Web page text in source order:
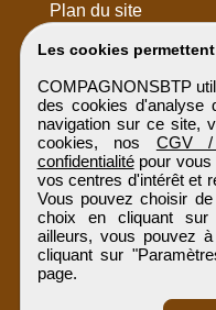
Les cookies
COMPAGNONSBTP
des cookies d'analyse
navigation sur ce site,
cookies, nos CGV
confidentialitépour vous
vos centres d'intérêt et
Vous pouvez choisir
choix en cliquant sur
ailleurs, vous pouvez
cliquant sur
page.
Plan du site